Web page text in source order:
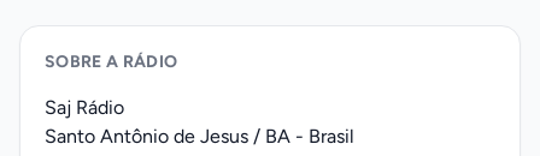
SOBRE A RÁDIO
Saj Rádio
Santo Antônio de Jesus / BA - Brasil